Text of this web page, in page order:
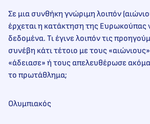
Σε μια συνθήκη γνώριμη λοιπόν
έρχεται η κατάκτηση της Ευρωκούπας
δεδομένα. Τι έγινε λοιπόν τις
συνέβη κάτι τέτοιο με τους
«άδειασε» ή τους απελευθέρωσε
το πρωτάθλημα;
Ολυμπιακός